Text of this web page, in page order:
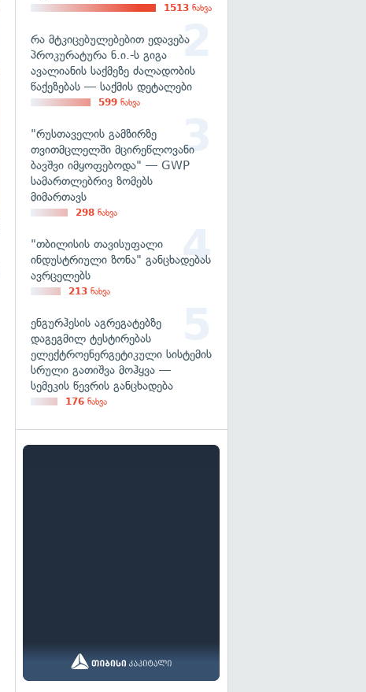
1513 ნახვა
რა მტკიცებულებებით ედავება
პროკურატურა ნ.ი.-ს გიგა
ავალიანის საქმეზე ძალადობის
წაქეზებას — საქმის დეტალები
599 ნახვა
"რუსთაველის გამზირზე
თვითმცლელში მცირეწლოვანი
ბავშვი იმყოფებოდა" — GWP
სამართლებრივ ზომებს
მიმართავს
298 ნახვა
"თბილისის თავისუფალი
ინდუსტრიული ზონა" განცხადებას
ავრცელებს
213 ნახვა
ენგურჰესის აგრეგატებზე
დაგეგმილ ტესტირებას
ელექტროენერგეტიკული სისტემის
სრული გათიშვა მოჰყვა —
სემეკის წევრის განცხადება
176 ნახვა